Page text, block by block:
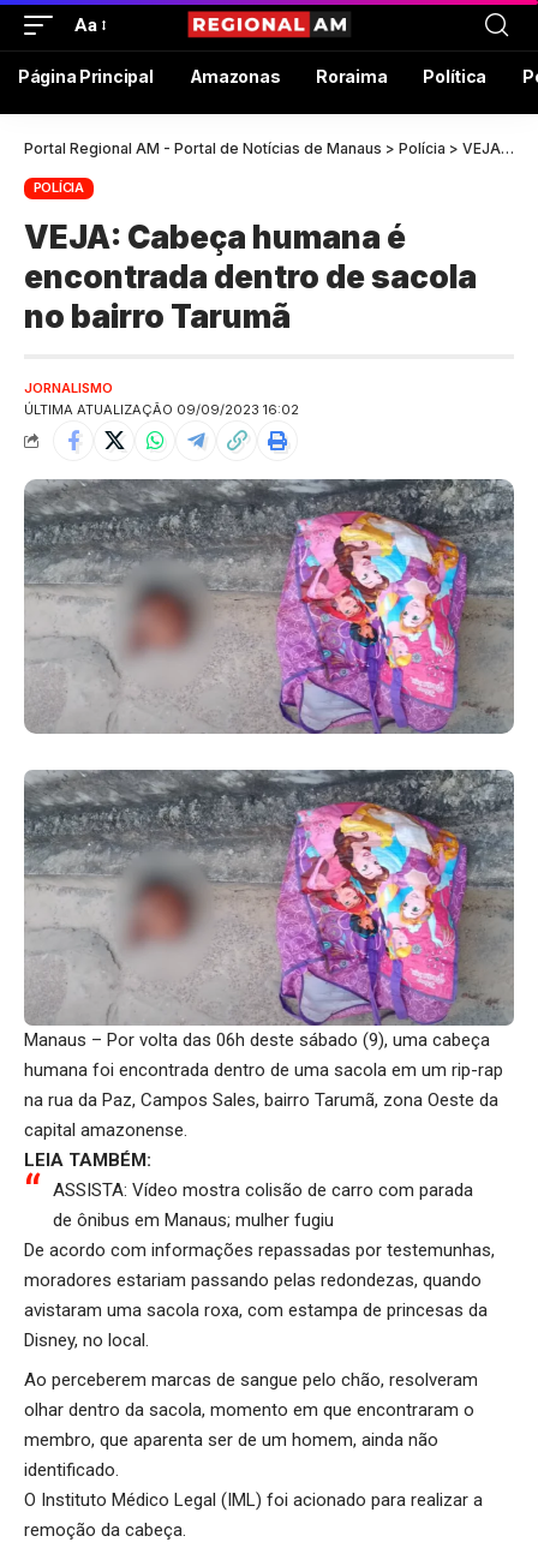
Aa
Página Principal Amazonas Roraima Política
Portal Regional AM - Portal de Notícias de Manaus > Polícia > VEJA: Cabeça humana é encontrada dentro de sacola no bairro Tarumã
POLÍCIA
VEJA: Cabeça humana é
encontrada dentro de sacola
no bairro Tarumã
ÚLTIMA ATUALIZAÇÃO 09/09/2023 16:02
JORNALISMO
Manaus – Por volta das 06h deste sábado (9), uma cabeça
humana foi encontrada dentro de uma sacola em um rip-rap
na rua da Paz, Campos Sales, bairro Tarumã, zona Oeste da
capital amazonense.
LEIA TAMBÉM:
ASSISTA: Vídeo mostra colisão de carro com parada
de ônibus em Manaus; mulher fugiu
De acordo com informações repassadas por testemunhas,
moradores estariam passando pelas redondezas, quando
avistaram uma sacola roxa, com estampa de princesas da
Disney, no local.
Ao perceberem marcas de sangue pelo chão, resolveram
olhar dentro da sacola, momento em que encontraram o
membro, que aparenta ser de um homem, ainda não
identificado.
O Instituto Médico Legal (IML) foi acionado para realizar a
remoção da cabeça.